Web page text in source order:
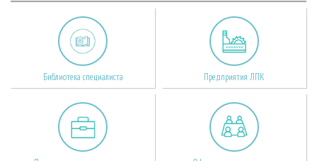
Библиотека специалиста Предприятия ЛПК